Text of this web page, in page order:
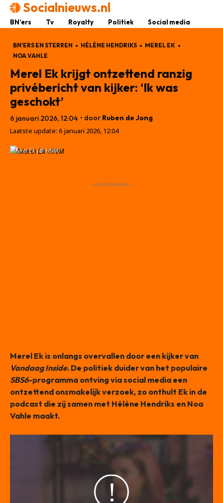
Socialnieuws.nl
BN’ers Tv Royalty Politiek Social media
BN'ERS EN STERREN HÉLÈNE HENDRIKS
MEREL EK
NOA VAHLE
Merel Ek krijgt ontzettend ranzig
privébericht van kijker: ‘Ik was
geschokt’
6 januari 2026, 12:04 • door Ruben de Jong
Laatste update: 6 januari 2026, 12:04
Merel Ek (© HNM)
- Advertisement -
Merel Ek is onlangs overvallen door een kijker van
Vandaag Inside. De politiek duider van het populaire
SBS6-programma ontving via social media een
ontzettend onsmakelijk verzoek, zo onthult Ek in de
podcast die zij samen met Hélène Hendriks en Noa
Vahle maakt.